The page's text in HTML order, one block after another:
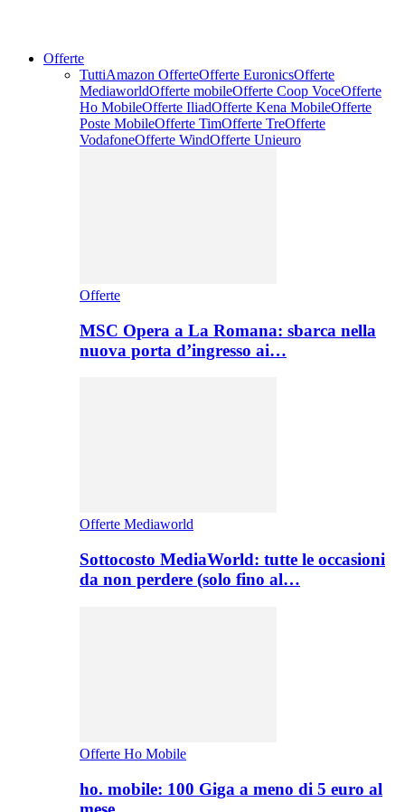
Offerte
TuttiAmazon OfferteOfferte EuronicsOfferte
MediaworldOfferte mobileOfferte Coop VoceOfferte
Ho MobileOfferte IliadOfferte Kena MobileOfferte
Poste MobileOfferte TimOfferte TreOfferte
VodafoneOfferte WindOfferte Unieuro
Offerte
MSC Opera a La Romana: sbarca nella
nuova porta d’ingresso ai…
Offerte Mediaworld
Sottocosto MediaWorld: tutte le occasioni
da non perdere (solo fino al…
Offerte Ho Mobile
ho. mobile: 100 Giga a meno di 5 euro al